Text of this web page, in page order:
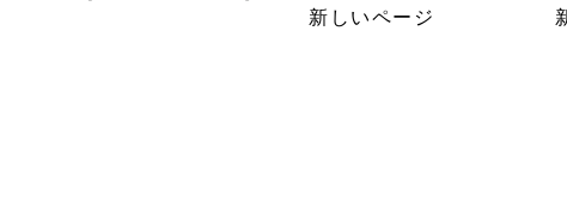
新しいページ